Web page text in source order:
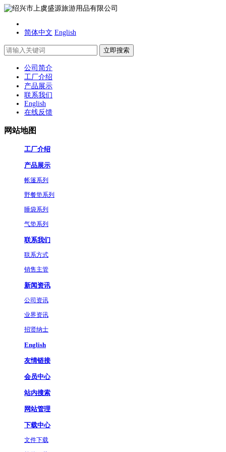
简体中文 English
公司简介
工厂介绍
产品展示
联系我们
English
在线反馈
网站地图
工厂介绍
产品展示
帐篷系列
野餐垫系列
睡袋系列
气垫系列
联系我们
联系方式
销售主管
新闻资讯
公司资讯
业界资讯
招贤纳士
English
友情链接
会员中心
站内搜索
网站管理
下载中心
文件下载